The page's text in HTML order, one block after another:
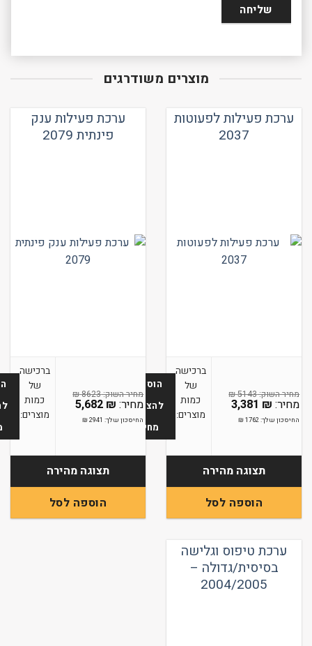
מוצרים משודרגים
ערכת פעילות לפעוטות
2037
5143
₪
3,381 ₪
החיסכון שלך:1762
₪
ברכישה
של
כמות
מוצרים:
הוספה
להצעת
מחיר
תצוגה מהירה
הוספה לסל
ערכת פעילות ענק
פינתית 2079
8623
₪
5,682 ₪
החיסכון שלך:2941
₪
ברכישה
של
כמות
מוצרים:
תצוגה מהירה
הוספה לסל
ערכת טיפוס וגלישה
בסיסית/גדולה –
2004/2005